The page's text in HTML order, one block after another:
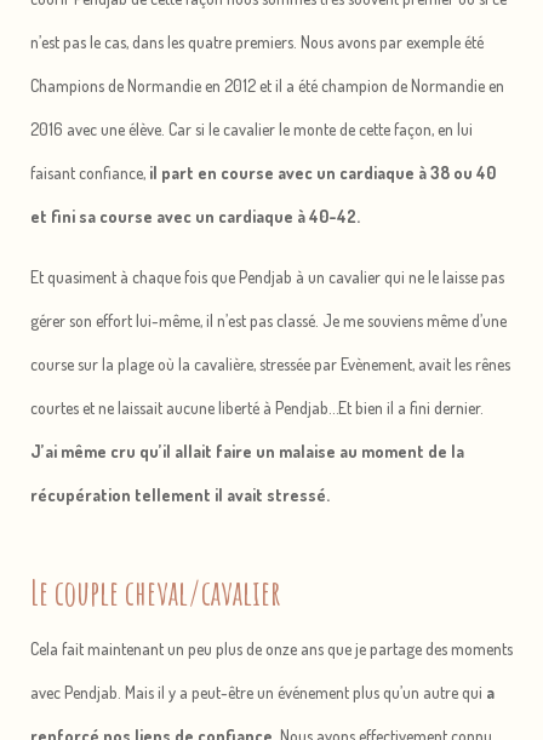
n’est pas le cas, dans les quatre premiers. Nous avons par exemple été
Champions de Normandie en 2012 et il a été champion de Normandie en
2016 avec une élève. Car si le cavalier le monte de cette façon, en lui
faisant confiance, il part en course avec un cardiaque à 38 ou 40
et fini sa course avec un cardiaque à 40-42.
Et quasiment à chaque fois que Pendjab à un cavalier qui ne le laisse pas
gérer son effort lui-même, il n’est pas classé. Je me souviens même d’une
course sur la plage où la cavalière, stressée par Evènement, avait les rênes
courtes et ne laissait aucune liberté à Pendjab…Et bien il a fini dernier.
J’ai même cru qu’il allait faire un malaise au moment de la
récupération tellement il avait stressé.
Le couple cheval/cavalier
Cela fait maintenant un peu plus de onze ans que je partage des moments
avec Pendjab. Mais il y a peut-être un événement plus qu’un autre qui a